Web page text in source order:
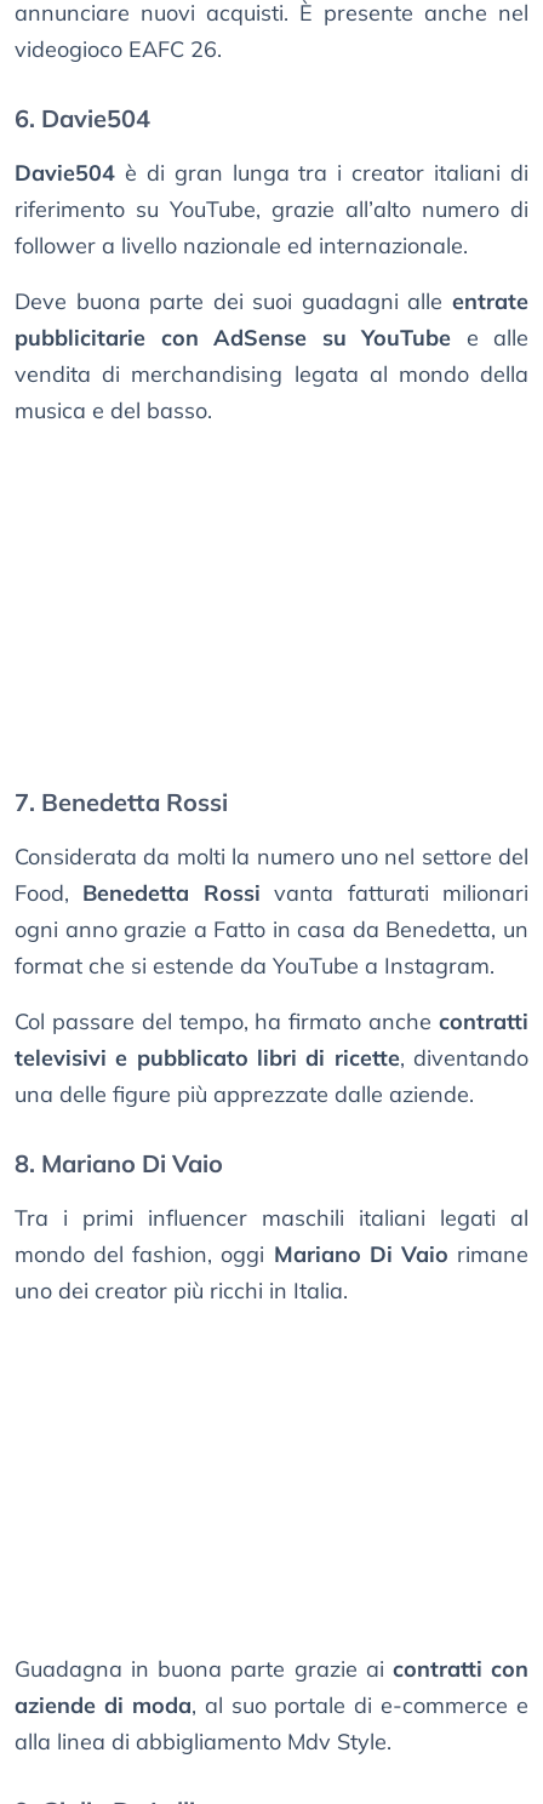
annunciare nuovi acquisti. È presente anche nel
videogioco EAFC 26.
6. Davie504
Davie504 è di gran lunga tra i creator italiani di
riferimento su YouTube, grazie all’alto numero di
follower a livello nazionale ed internazionale.
Deve buona parte dei suoi guadagni alle entrate
pubblicitarie con AdSense su YouTube e alle
vendita di merchandising legata al mondo della
musica e del basso.
7. Benedetta Rossi
Considerata da molti la numero uno nel settore del
Food, Benedetta Rossi vanta fatturati milionari
ogni anno grazie a Fatto in casa da Benedetta, un
format che si estende da YouTube a Instagram.
Col passare del tempo, ha firmato anche contratti
televisivi e pubblicato libri di ricette, diventando
una delle figure più apprezzate dalle aziende.
8. Mariano Di Vaio
Tra i primi influencer maschili italiani legati al
mondo del fashion, oggi Mariano Di Vaio rimane
uno dei creator più ricchi in Italia.
Guadagna in buona parte grazie ai contratti con
aziende di moda, al suo portale di e-commerce e
alla linea di abbigliamento Mdv Style.